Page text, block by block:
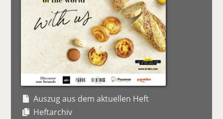
Auszug aus dem aktuellen Heft
Heftarchiv